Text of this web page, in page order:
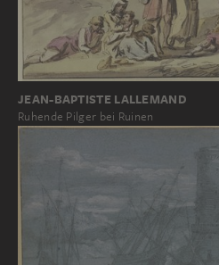
JEAN-BAPTISTE LALLEMAND
Ruhende Pilger bei Ruinen